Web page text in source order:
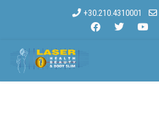
+30.210.4310001